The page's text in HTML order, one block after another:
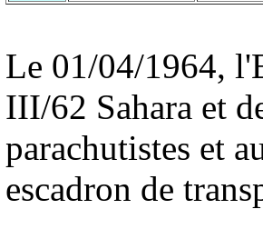
Le 01/04/1964,
III/62 Sahara et
parachutistes et
escadron de